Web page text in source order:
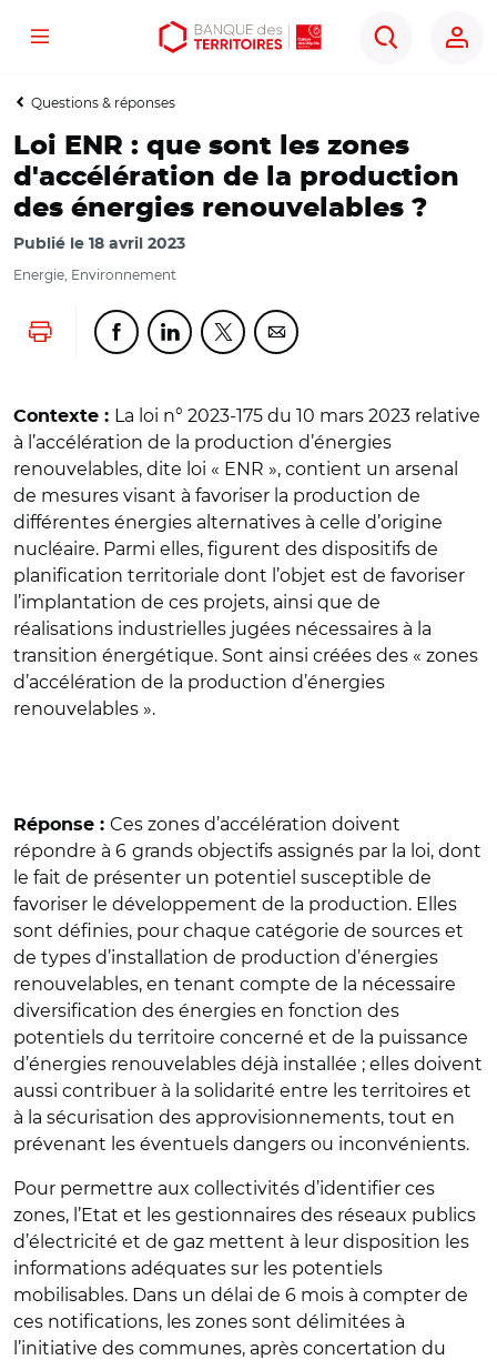
Aller
contenu
Aller
menu
Ouvrir
outils
Menu
Rechercher
Questions & réponses
Loi ENR : que sont les zones
d'accélération de la production
des énergies renouvelables ?
Publié le 18 avril 2023
Energie, Environnement
Lancer l'impressionPartager cette page sur Facebook
Partager cette page sur Linkedin
Partager cette page sur Twitter
Partager cette page sur
Contexte : La loi n° 2023-175 du 10 mars 2023 relative
à l’accélération de la production d’énergies
renouvelables, dite loi « ENR », contient un arsenal
de mesures visant à favoriser la production de
différentes énergies alternatives à celle d’origine
nucléaire. Parmi elles, figurent des dispositifs de
planification territoriale dont l’objet est de favoriser
l’implantation de ces projets, ainsi que de
réalisations industrielles jugées nécessaires à la
transition énergétique. Sont ainsi créées des « zones
d’accélération de la production d’énergies
renouvelables ».
Réponse : Ces zones d’accélération doivent
répondre à 6 grands objectifs assignés par la loi, dont
le fait de présenter un potentiel susceptible de
favoriser le développement de la production. Elles
sont définies, pour chaque catégorie de sources et
de types d’installation de production d’énergies
renouvelables, en tenant compte de la nécessaire
diversification des énergies en fonction des
potentiels du territoire concerné et de la puissance
d’énergies renouvelables déjà installée ; elles doivent
aussi contribuer à la solidarité entre les territoires et
à la sécurisation des approvisionnements, tout en
prévenant les éventuels dangers ou inconvénients.
Pour permettre aux collectivités d’identifier ces
zones, l’Etat et les gestionnaires des réseaux publics
d’électricité et de gaz mettent à leur disposition les
informations adéquates sur les potentiels
mobilisables. Dans un délai de 6 mois à compter de
ces notifications, les zones sont délimitées à
l’initiative des communes, après concertation du